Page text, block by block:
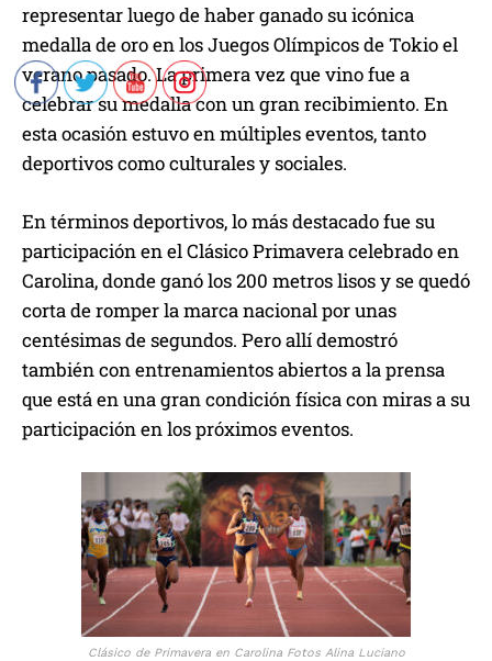
representar luego de haber ganado su icónica
medalla de oro en los Juegos Olímpicos de Tokio el
verano pasado. La primera vez que vino fue a
celebrar su medalla con un gran recibimiento. En
esta ocasión estuvo en múltiples eventos, tanto
deportivos como culturales y sociales.
En términos deportivos, lo más destacado fue su
participación en el Clásico Primavera celebrado en
Carolina, donde ganó los 200 metros lisos y se quedó
corta de romper la marca nacional por unas
centésimas de segundos. Pero allí demostró
también con entrenamientos abiertos a la prensa
que está en una gran condición física con miras a su
participación en los próximos eventos.
Clásico de Primavera en Carolina Fotos Alina Luciano